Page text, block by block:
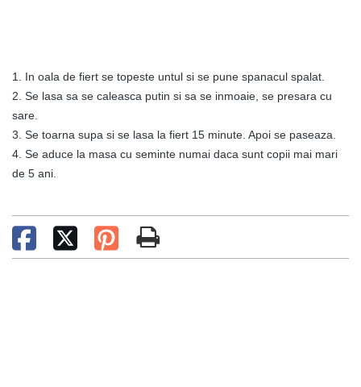
1. In oala de fiert se topeste untul si se pune spanacul spalat.
2. Se lasa sa se caleasca putin si sa se inmoaie, se presara cu
sare.
3. Se toarna supa si se lasa la fiert 15 minute. Apoi se paseaza.
4. Se aduce la masa cu seminte numai daca sunt copii mai mari
de 5 ani.